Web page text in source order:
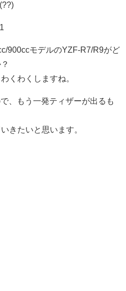
900ccモデルのYZF-R7/R9がど
くわくしますね。
、もう一発ティザーが出るも
きたいと思います。